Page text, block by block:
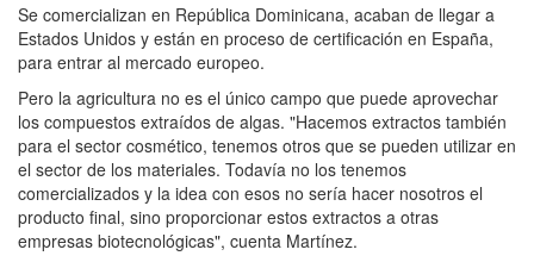
Se comercializan en República Dominicana, acaban de llegar a
Estados Unidos y están en proceso de certificación en España,
para entrar al mercado europeo.
Pero la agricultura no es el único campo que puede aprovechar
los compuestos extraídos de algas. "Hacemos extractos también
para el sector cosmético, tenemos otros que se pueden utilizar en
el sector de los materiales. Todavía no los tenemos
comercializados y la idea con esos no sería hacer nosotros el
producto final, sino proporcionar estos extractos a otras
empresas biotecnológicas", cuenta Martínez.